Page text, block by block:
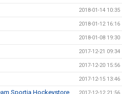
2018-01-14 10:35
2018-01-12 16:16
2018-01-08 19:30
2017-12-21 09:34
2017-12-20 15:56
2017-12-15 13:46
Sportia Hockeystore